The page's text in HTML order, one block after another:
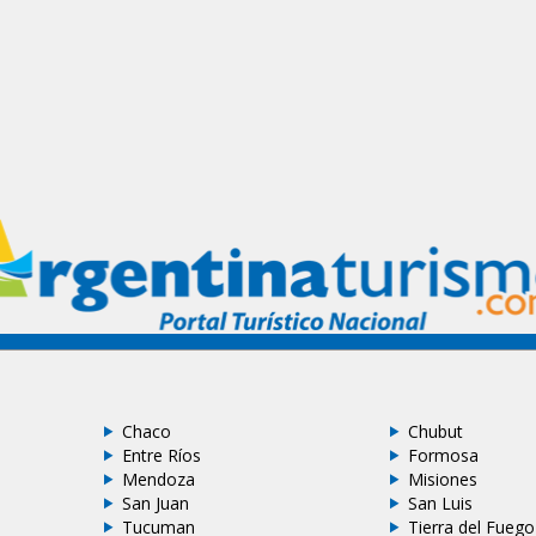
Chaco
Chubut
Entre Ríos
Formosa
Mendoza
Misiones
San Juan
San Luis
Tucuman
Tierra del Fuego